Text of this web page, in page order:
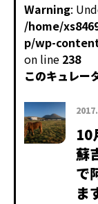
Warning:
/home/
p/wp-
on line 238
このキュレー
10
蘇
で
ま